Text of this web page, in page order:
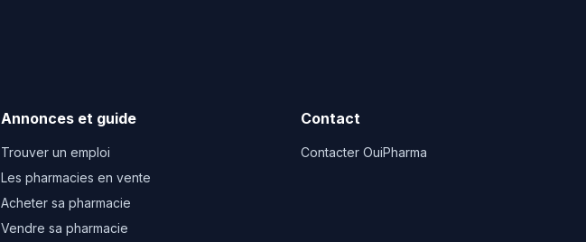
Annonces et guide
Trouver un emploi
Les pharmacies en vente
Acheter sa pharmacie
Vendre sa pharmacie
Contact
Contacter OuiPharma